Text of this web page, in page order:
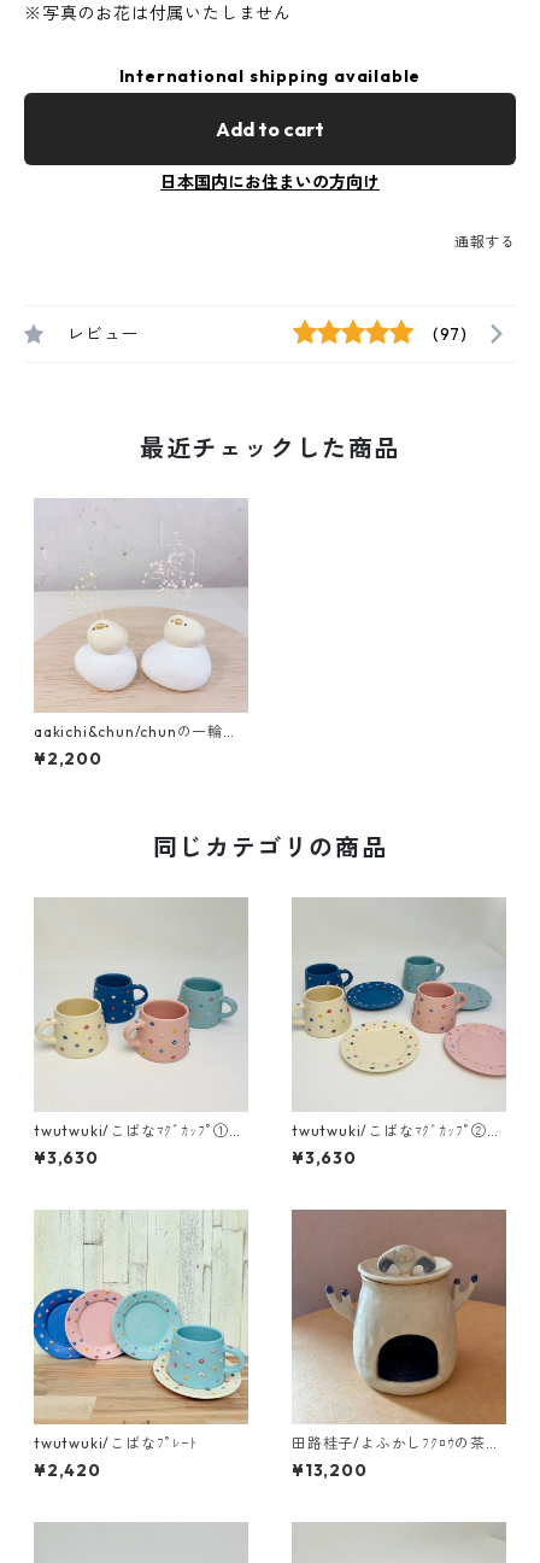
※写真のお花は付属いたしません
International shipping available
Add to cart
日本国内にお住まいの方向け
通報する
レビュー (97)
最近チェックした商品
aakichi&chun/chunの一輪挿
し 乗っかりたまご
¥2,200
同じカテゴリの商品
twutwuki/こばなﾏｸﾞｶｯﾌﾟ①
ホワイト・ピンク
¥3,630
twutwuki/こばなﾏｸﾞｶｯﾌﾟ②ネ
イビー・ライトブルー
¥3,630
twutwuki/こばなﾌﾟﾚｰﾄ
¥2,420
田路桂子/よふかしﾌｸﾛｳの茶香
炉
¥13,200